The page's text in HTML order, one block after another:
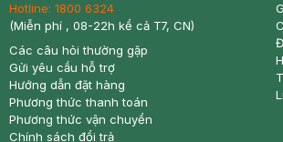
Hotline: 1800 6324
(Miễn phí , 08-22h kể cả T7, CN)
Các câu hỏi thường gặp
Gửi yêu cầu hỗ trợ
Hướng dẫn đặt hàng
Phương thức thanh toán
Phương thức vận chuyển
Chính sách đổi trả